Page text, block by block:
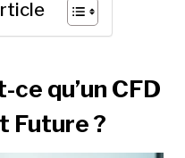
ce qu’un CFD
Future ?